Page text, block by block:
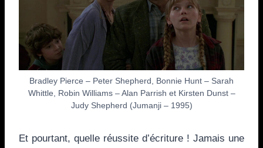
Bradley Pierce – Peter Shepherd, Bonnie Hunt – Sarah
Whittle, Robin Williams – Alan Parrish et Kirsten Dunst –
Judy Shepherd (Jumanji – 1995)
Et pourtant, quelle réussite d’écriture ! Jamais une